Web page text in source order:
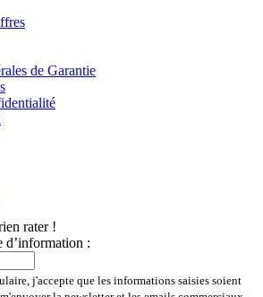
de Garantie
rater !
d’information :
j'accepte que les informations saisies soient